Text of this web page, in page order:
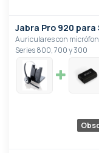
Jabra Pro 920 para
Auriculares con
Series 800, 700 y 300